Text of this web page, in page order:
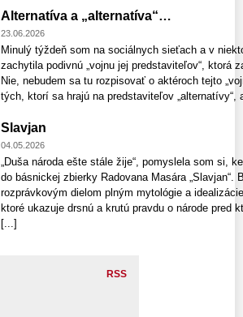
Alternatíva a „alternatíva“…
23.06.2026
Minulý týždeň som na sociálnych sieťach a v
zachytila podivnú „vojnu jej predstaviteľov“, ktorá
Nie, nebudem sa tu rozpisovať o aktéroch tejto
tých, ktorí sa hrajú na predstaviteľov „alternatívy“,
Slavjan
04.05.2026
„Duša národa ešte stále žije“, pomyslela som si,
do básnickej zbierky Radovana Masára „Slavjan“.
rozprávkovým dielom plným mytológie a
ktoré ukazuje drsnú a krutú pravdu o národe pred
[...]
RSS